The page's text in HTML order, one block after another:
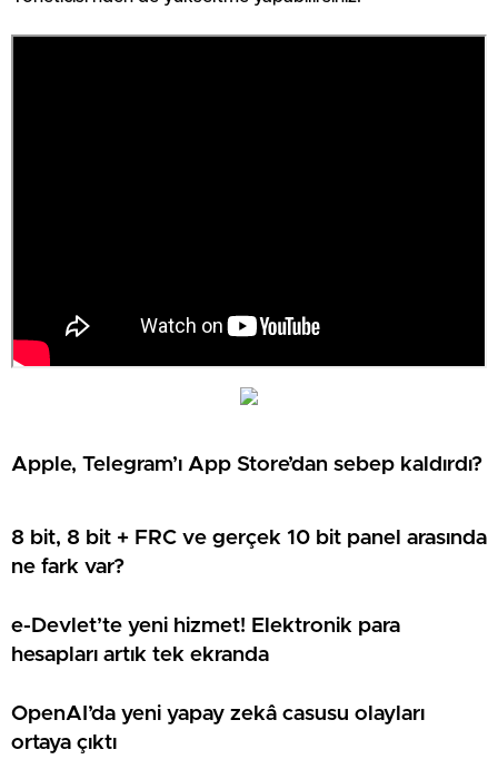
Apple, Telegram’ı App Store’dan sebep kaldırdı?
8 bit, 8 bit + FRC ve gerçek 10 bit panel arasında
ne fark var?
e-Devlet’te yeni hizmet! Elektronik para
hesapları artık tek ekranda
OpenAI’da yeni yapay zekâ casusu olayları
ortaya çıktı